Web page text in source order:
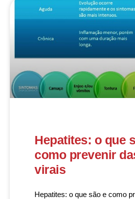
Hepatites: o que
como prevenir
virais
Hepatites: o que são e como